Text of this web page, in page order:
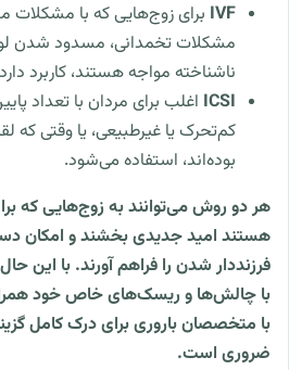
IVF برای زوج‌هایی که با مشکلات
مشکلات تخمدانی، مسدود شدن
ناشناخته مواجه هستند، کاربرد
ICSI اغلب برای مردان با تعداد
بوده‌اند، استفاده می‌شود.
هر دو روش می‌توانند به زوج‌هایی که
هستند امید جدیدی بخشند و امکان
فرزنددار شدن را فراهم آورند. با
با چالش‌ها و ریسک‌های خاص خود
با متخصصان باروری برای درک کامل
ضروری است.